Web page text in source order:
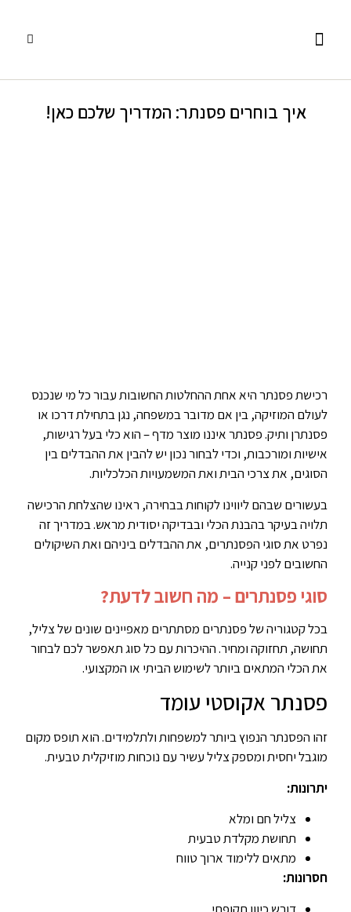
איך בוחרים פסנתר: המדריך שלכם כאן!
רכישת פסנתר היא אחת ההחלטות החשובות עבור כל מי שנכנס
לעולם המוזיקה, בין אם מדובר במשפחה, נגן בתחילת דרכו או
פסנתרן ותיק. פסנתר איננו מוצר מדף – הוא כלי בעל רגישות,
אישיות ומורכבות, וכדי לבחור נכון יש להבין את ההבדלים בין
הסוגים, את צרכי הבית ואת המשמעויות הכלכליות.
בעשורים שבהם ליווינו לקוחות בבחירה, ראינו שהצלחת הרכישה
תלויה בעיקר בהבנת הכלי ובבדיקה יסודית מראש. במדריך זה
נפרט את סוגי הפסנתרים, את ההבדלים ביניהם ואת השיקולים
החשובים לפני קנייה.
סוגי פסנתרים – מה חשוב לדעת?
בכל קטגוריה של פסנתרים מסתתרים מאפיינים שונים של צליל,
תחושה, תחזוקה ומחיר. ההיכרות עם כל סוג תאפשר לכם לבחור
את הכלי המתאים ביותר לשימוש הביתי או המקצועי.
פסנתר אקוסטי עומד
זהו הפסנתר הנפוץ ביותר למשפחות ולתלמידים. הוא תופס מקום
מוגבל יחסית ומספק צליל עשיר עם נוכחות מוזיקלית טבעית.
יתרונות:
צליל חם ומלא
תחושת מקלדת טבעית
מתאים ללימוד ארוך טווח
חסרונות:
דורש כיוון תקופתי